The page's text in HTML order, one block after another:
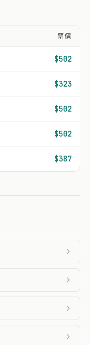
票價
$502
$323
$502
$502
$387